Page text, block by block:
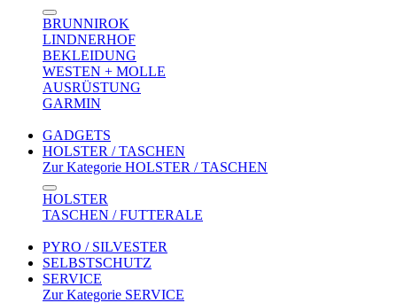
BRUNNIROK
LINDNERHOF
BEKLEIDUNG
WESTEN + MOLLE
AUSRÜSTUNG
GARMIN
GADGETS
HOLSTER / TASCHEN
Zur Kategorie HOLSTER / TASCHEN
HOLSTER
TASCHEN / FUTTERALE
PYRO / SILVESTER
SELBSTSCHUTZ
SERVICE
Zur Kategorie SERVICE